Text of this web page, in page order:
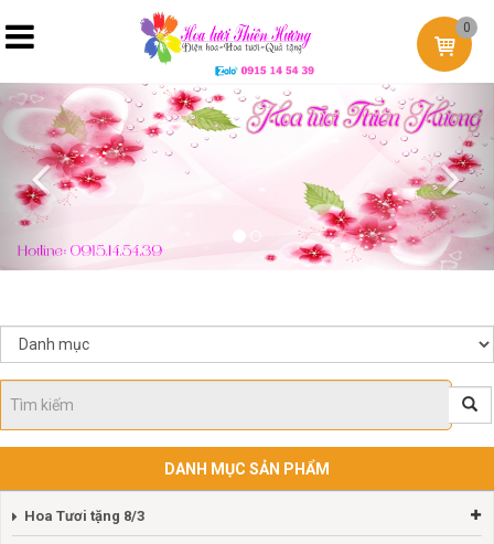
0
Previous
DANH MỤC SẢN PHẨM
Hoa Tươi tặng 8/3